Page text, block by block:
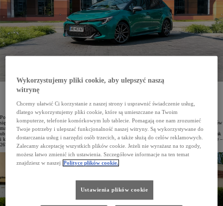
Od początku roku do września w Polsce zarejestrowano łącznie 77 146 osobowych i dostawczych
z udziałem wynoszącym 16,2%. Najchętniej kupowanym modelem marki w Polsce jest Corolla,
a w Top10 najczęściej rejestrowanych aut we wrześniu znalazło się aż 6 modeli Toyoty.
Po III kwartałach 2025 roku Toyota utrzymuje pozycję lidera polskiego rynku motoryzacyjnego z udziałem
sięgającym 16,2%. Od stycznia do września łącznie zarejestrowano 77 146 osobowych i dostawczych pojazdów
marki, 9182 – tylko we wrześniu, co stanowi wzrost o 15% w porównaniu z analogicznym miesiącem roku
ubiegłego. W dziewiątym miesiącu bieżącego roku Toyoty były najczęściej wybierane zarówno przez firmy, jak
i klientów indywidualnych. Przedsiębiorstwa zarejestrowały we wrześniu 6505 aut (+20%), a osoby prywatne –
2677 samochodów.
Wykorzystujemy pliki cookie, aby ulepszyć naszą
witrynę
Chcemy ułatwić Ci korzystanie z naszej strony i usprawnić świadczenie usług,
dlatego wykorzystujemy pliki cookie, które są umieszczane na Twoim
komputerze, telefonie komórkowym lub tablecie. Pomagają one nam zrozumieć
Twoje potrzeby i ulepszać funkcjonalność naszej witryny. Są wykorzystywane do
dostarczania usług i narzędzi osób trzecich, a także służą do celów reklamowych.
Zalecamy akceptację wszystkich plików cookie. Jeżeli nie wyrażasz na to zgody,
możesz łatwo zmienić ich ustawienia. Szczegółowe informacje na ten temat
znajdziesz w naszej Polityce plików cookie.
Ustawienia plików cookie